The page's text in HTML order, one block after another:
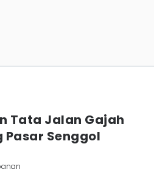
Tata Jalan Gajah
Pasar Senggol